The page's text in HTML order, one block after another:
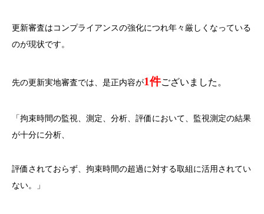
更新審査はコンプライアンスの強化につれ年々厳しくなっている
のが現状です。
先の更新実地審査では、是正内容が1件ございました。
「拘束時間の監視、測定、分析、評価において、監視測定の結果
が十分に分析、
評価されておらず、拘束時間の超過に対する取組に活用されてい
ない。」